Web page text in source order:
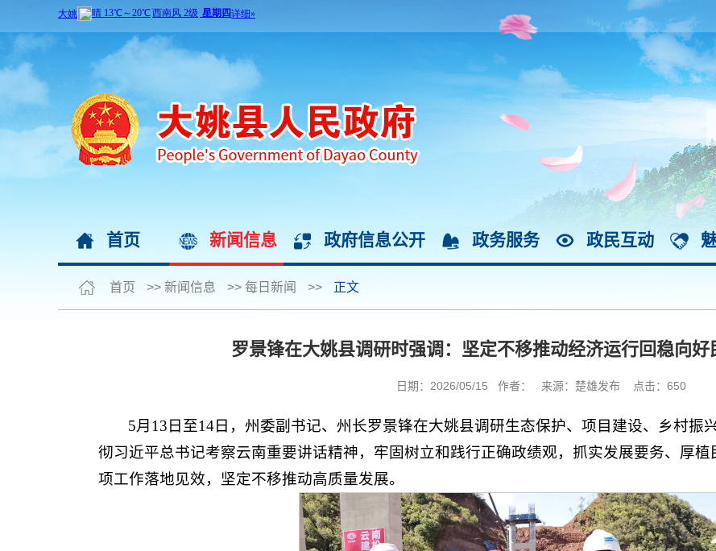
首页 新闻信息 政府信息公开 政务服务 政民互动
首页 >> 新闻信息 >> 每日新闻 >> 正文
罗景锋在大姚县调研时强调：坚定不移推动经济运行回稳向
日期：2026/05/15 作者： 来源：楚雄发布 点击： 650
5月13日至14日，州委副书记、州长罗景锋在大姚县调研生态保护、项目建设、乡村振
彻习近平总书记考察云南重要讲话精神，牢固树立和践行正确政绩观，抓实发展要务、厚
项工作落地见效，坚定不移推动高质量发展。